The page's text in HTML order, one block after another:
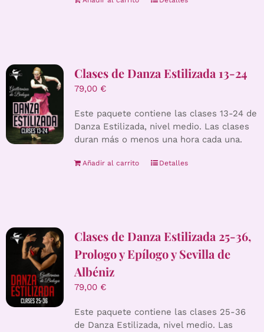
Clases de Danza Estilizada 13-24
79,00 €
Este paquete contiene las clases 13-24 de
Danza Estilizada, nivel medio. Las clases
duran más o menos una hora cada una.
Añadir al carrito Detalles
Clases de Danza Estilizada 25-36,
Prologo y Epílogo y Sevilla de
Albéniz
79,00 €
Este paquete contiene las clases 25-36
de Danza Estilizada, nivel medio. Las